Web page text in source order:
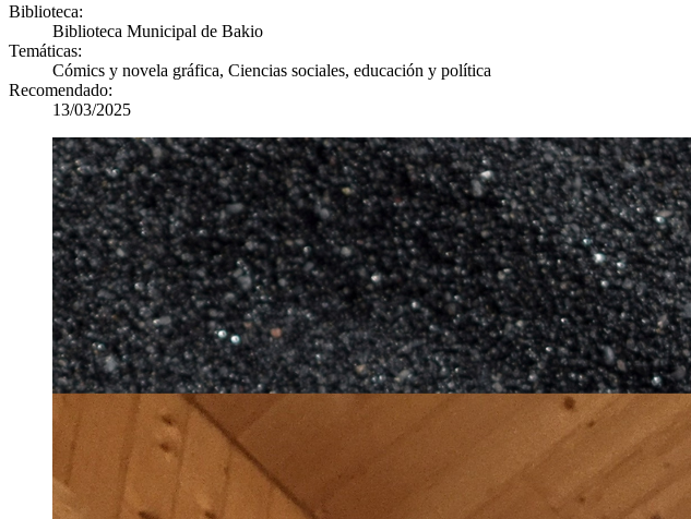
Biblioteca:
Biblioteca Municipal de Bakio
Temáticas:
Cómics y novela gráfica, Ciencias sociales, educación y política
Recomendado:
13/03/2025